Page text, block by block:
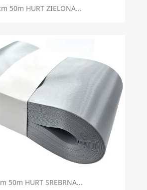
50m HURT ZIELONA...
50m HURT SREBRNA...